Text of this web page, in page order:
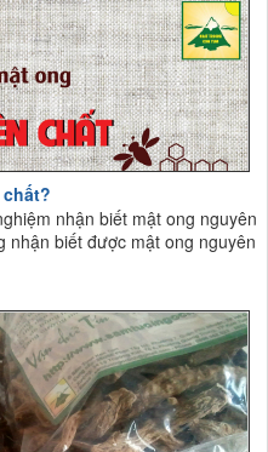
nhận biết mật ong nguyên
nhận biết được mật ong nguyên